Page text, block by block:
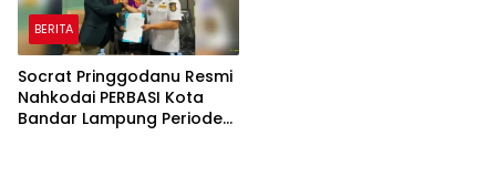
BERITA
Socrat Pringgodanu Resmi
Nahkodai PERBASI Kota
Bandar Lampung Periode